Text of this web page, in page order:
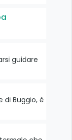
guidare
di Buggio, è